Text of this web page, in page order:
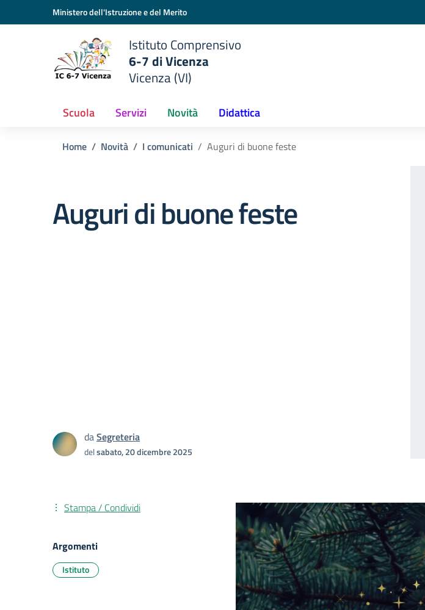
Vai ai contenuti
Vai al menu di navigazioneMinistero dell'Istruzione e del Merito
Istituto Comprensivo
6-7 di Vicenza
Vicenza (VI)
Scuola Servizi Novità Didattica
Home Novità I comunicati Auguri di buone feste
Auguri di buone feste
daSegreteria
delsabato, 20 dicembre 2025
Stampa / Condividi
Argomenti
Istituto